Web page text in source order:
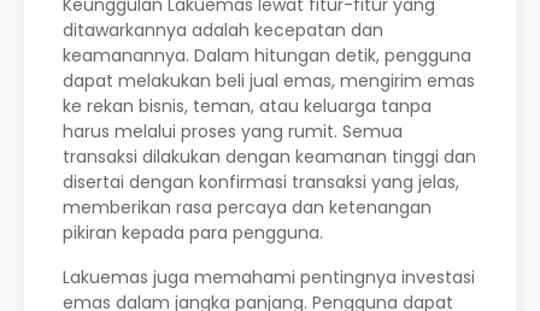
Keunggulan Lakuemas lewat fitur-fitur yang
ditawarkannya adalah kecepatan dan
keamanannya. Dalam hitungan detik, pengguna
dapat melakukan beli jual emas, mengirim emas
ke rekan bisnis, teman, atau keluarga tanpa
harus melalui proses yang rumit. Semua
transaksi dilakukan dengan keamanan tinggi dan
disertai dengan konfirmasi transaksi yang jelas,
memberikan rasa percaya dan ketenangan
pikiran kepada para pengguna.
Lakuemas juga memahami pentingnya investasi
emas dalam jangka panjang. Pengguna dapat